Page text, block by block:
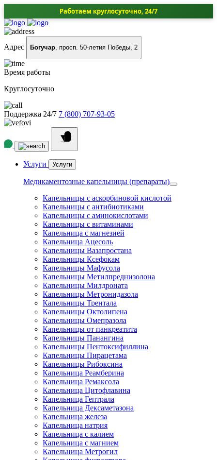
Работаем круглосуточно, 24/7
Адрес Богучар, просп. 50-летия Победы, 2
Время работы
Круглосуточно
Поддержка 24/7 7 (800) 707-93-05
Услуги Услуги
Медикаментозные капельницы (препараты)
Капельницы с аскорбиновой кислотой
Капельницы с антибиотиками
Капельницы с аминокислотами
Капельницы с витаминами
Капельница с магнезией
Капельница Ацесоль
Капельницы Вазапростана
Капельницы Ксефокам
Капельницы Мафусола
Капельницы Метилпреднизолона
Капельницы Милдроната
Капельницы Метронидазола
Капельницы Трентала
Капельницы Октолипена
Капельницы Омепразола
Капельницы от панкреатита
Капельницы Панангина
Капельницы Пентоксифиллина
Капельницы Пирацетама
Капельницы Рибоксина
Капельница Реамберина
Капельница Ремаксола
Капельница Цитофлавина
Капельница Гептрала
Капельница Дексаметазона
Капельница железа
Капельница натрия
Капельница с калием
Капельница с магнием
Капельница Метрогил